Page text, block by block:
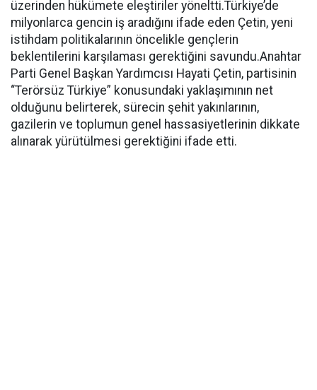
üzerinden hükümete eleştiriler yöneltti.Türkiye’de
milyonlarca gencin iş aradığını ifade eden Çetin, yeni
istihdam politikalarının öncelikle gençlerin
beklentilerini karşılaması gerektiğini savundu.Anahtar
Parti Genel Başkan Yardımcısı Hayati Çetin, partisinin
“Terörsüz Türkiye” konusundaki yaklaşımının net
olduğunu belirterek, sürecin şehit yakınlarının,
gazilerin ve toplumun genel hassasiyetlerinin dikkate
alınarak yürütülmesi gerektiğini ifade etti.